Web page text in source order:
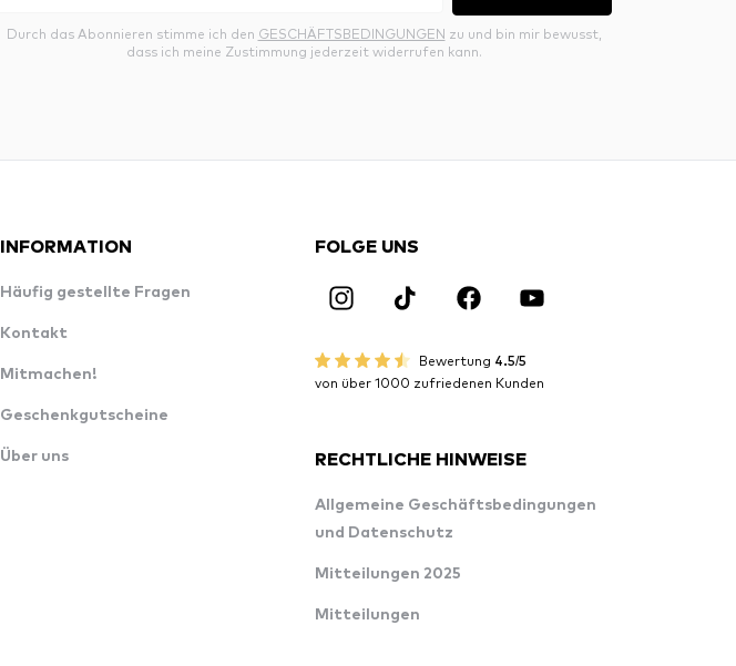
Durch das Abonnieren stimme ich den GESCHÄFTSBEDINGUNGEN zu und bin mir bewusst,
dass ich meine Zustimmung jederzeit widerrufen kann.
INFORMATION
Häufig gestellte Fragen
Kontakt
Mitmachen!
Geschenkgutscheine
Über uns
FOLGE UNS
Bewertung 4.5/5
von über 1000 zufriedenen Kunden
RECHTLICHE HINWEISE
Allgemeine Geschäftsbedingungen
und Datenschutz
Mitteilungen 2025
Mitteilungen